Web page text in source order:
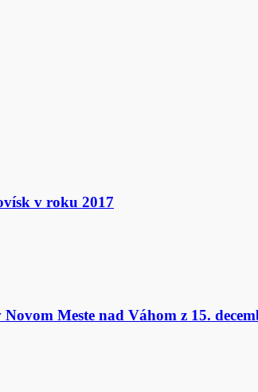
v roku 2017
Meste nad Váhom z 15.